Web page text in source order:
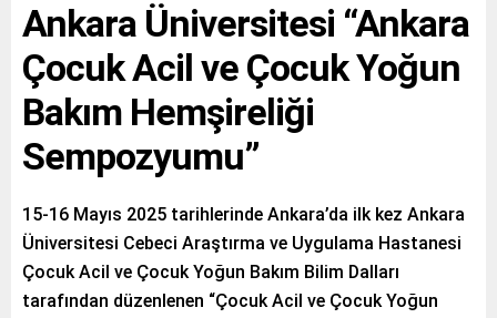
Ankara Üniversitesi “Ankara
Çocuk Acil ve Çocuk Yoğun
Bakım Hemşireliği
Sempozyumu”
15-16 Mayıs 2025 tarihlerinde Ankara’da ilk kez Ankara
Üniversitesi Cebeci Araştırma ve Uygulama Hastanesi
Çocuk Acil ve Çocuk Yoğun Bakım Bilim Dalları
tarafından düzenlenen “Çocuk Acil ve Çocuk Yoğun